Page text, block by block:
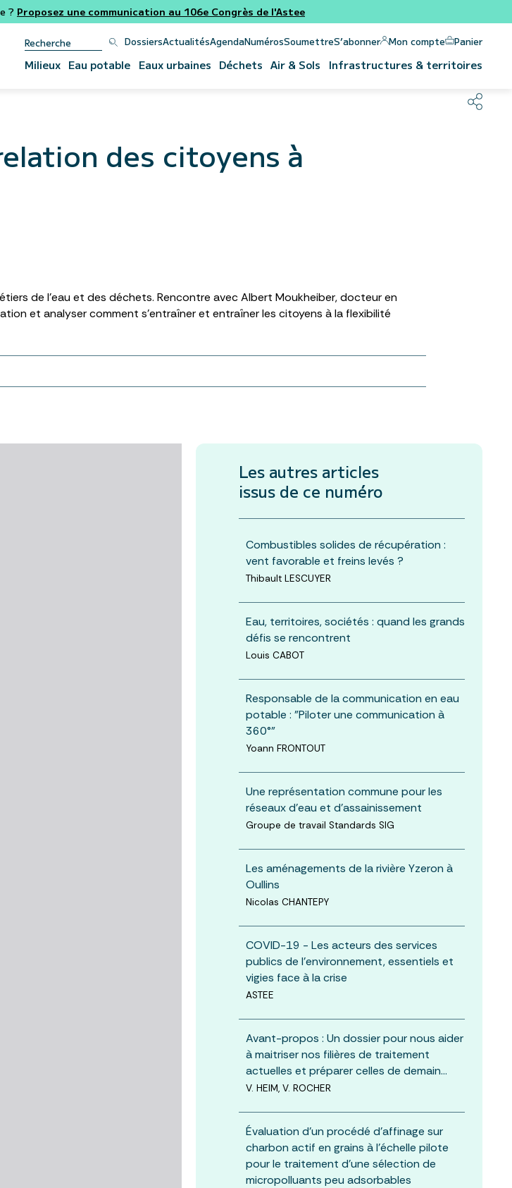
? Proposez une communication au 106e Congrès de l'Astee
DossiersActualitésAgendaNumérosSoumettreS’abonner Mon compte Panier
Milieux Eau potable Eaux urbaines Déchets Air & Sols Infrastructures & territoires
des citoyens à
de l’eau et des déchets. Rencontre avec Albert Moukheiber, docteur en
et analyser comment s’entraîner et entraîner les citoyens à la flexibilité
Les autres articles
issus de ce numéro
Combustibles solides de récupération :
vent favorable et freins levés ?
Thibault LESCUYER
Eau, territoires, sociétés : quand les grands
défis se rencontrent
Louis CABOT
Responsable de la communication en eau
potable : "Piloter une communication à
360°"
Yoann FRONTOUT
Une représentation commune pour les
réseaux d’eau et d’assainissement
Groupe de travail Standards SIG
Les aménagements de la rivière Yzeron à
Oullins
Nicolas CHANTEPY
COVID-19 - Les acteurs des services
publics de l'environnement, essentiels et
vigies face à la crise
ASTEE
Avant-propos : Un dossier pour nous aider
à maitriser nos filières de traitement
actuelles et préparer celles de demain…
V. HEIM, V. ROCHER
Évaluation d’un procédé d’affinage sur
charbon actif en grains à l’échelle pilote
pour le traitement d’une sélection de
micropolluants peu adsorbables